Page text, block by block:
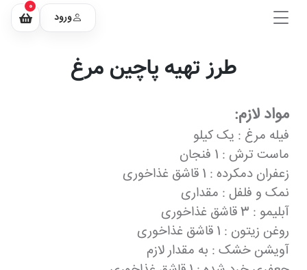
ورود
0
طرز تهیه پاچین مرغ
مواد لازم:
فیله مرغ : یک کیلو
ماست ترش : 1 فنجان
زعفران دمکرده : 1 قاشق غذاخوری
نمک و فلفل : مقداری
آبلیمو : 3 قاشق غذاخوری
روغن زیتون : 1 قاشق غذاخوری
آویشن خشک : به مقدار لازم